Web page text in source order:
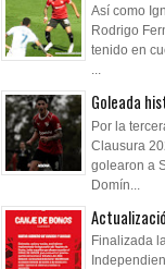
Así como
Rodrigo
tenido en
...
Goleada
Por la
Clausura
golearon a
Domín...
Finalizada